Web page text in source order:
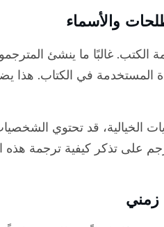
الكتب. غالبًا ما ينشئ
المستخدمة في الكتاب. هذا
الخيالية، قد تحتوي
على تذكر كيفية ترجمة